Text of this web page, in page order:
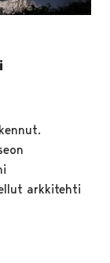
arkkitehti